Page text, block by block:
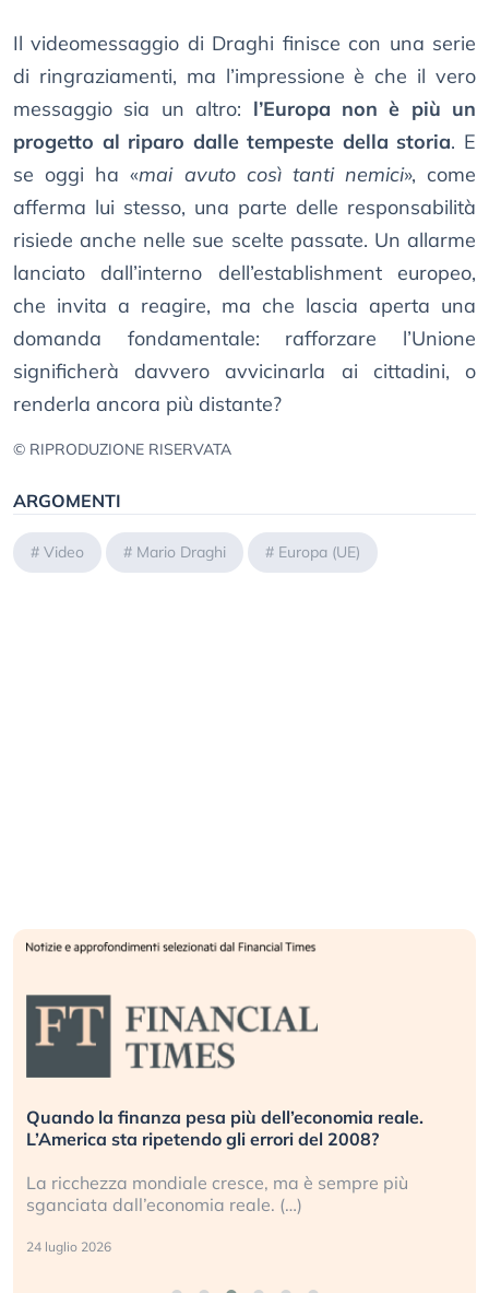
Il videomessaggio di Draghi finisce con una serie
di ringraziamenti, ma l’impressione è che il vero
messaggio sia un altro: l’Europa non è più un
progetto al riparo dalle tempeste della storia. E
se oggi ha «mai avuto così tanti nemici», come
afferma lui stesso, una parte delle responsabilità
risiede anche nelle sue scelte passate. Un allarme
lanciato dall’interno dell’establishment europeo,
che invita a reagire, ma che lascia aperta una
domanda fondamentale: rafforzare l’Unione
significherà davvero avvicinarla ai cittadini, o
renderla ancora più distante?
© RIPRODUZIONE RISERVATA
ARGOMENTI
# Video # Mario Draghi # Europa (UE)
Quando la finanza pesa più dell’economia reale.
L’America sta ripetendo gli errori del 2008?
La ricchezza mondiale cresce, ma è sempre più
sganciata dall’economia reale. (…)
24 luglio 2026